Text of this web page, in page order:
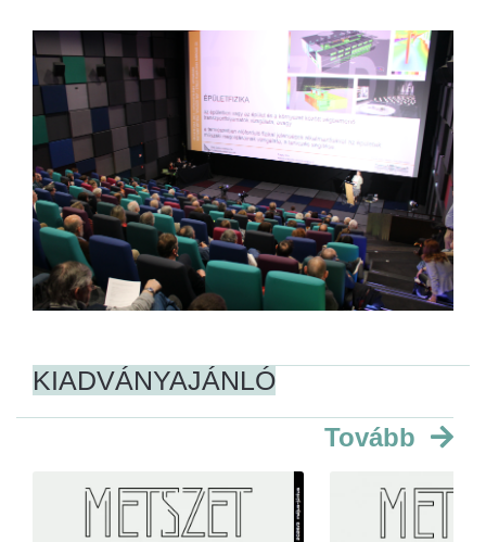
KIADVÁNYAJÁNLÓ
Tovább